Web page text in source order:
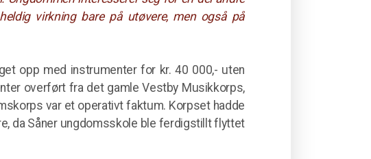
virkning bare på utøvere, men også på
opp med instrumenter for kr. 40 000,- uten
overført fra det gamle Vestby Musikkorps,
var et operativt faktum. Korpset hadde
da Såner ungdomsskole ble ferdigstillt flyttet